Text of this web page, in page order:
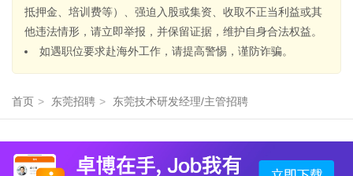
抵押金、培训费等）、强迫入股或集资、收取不正当利益或其
他违法情形，请立即举报，并保留证据，维护自身合法权益。
如遇职位要求赴海外工作，请提高警惕，谨防诈骗。
首页 > 东莞招聘 > 东莞技术研发经理/主管招聘